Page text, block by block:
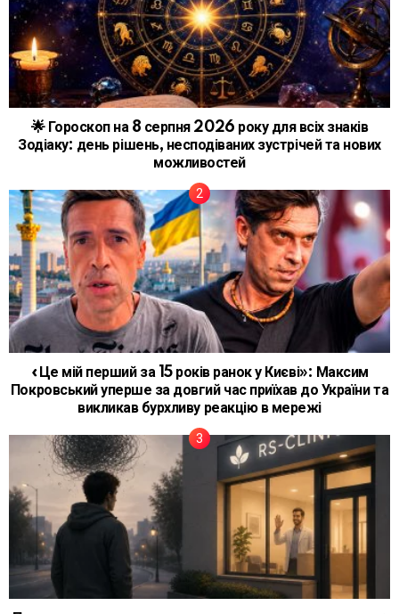
🌟 Гороскоп на 8 серпня 2026 року для всіх знаків
Зодіаку: день рішень, несподіваних зустрічей та нових
можливостей
«Це мій перший за 15 років ранок у Києві»: Максим
Покровський уперше за довгий час приїхав до України та
викликав бурхливу реакцію в мережі